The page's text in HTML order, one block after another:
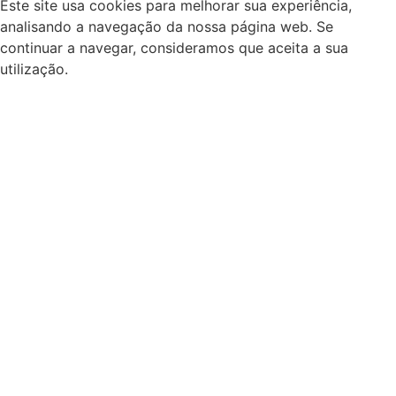
Este site usa cookies para melhorar sua experiência,
analisando a navegação da nossa página web. Se
continuar a navegar, consideramos que aceita a sua
utilização.